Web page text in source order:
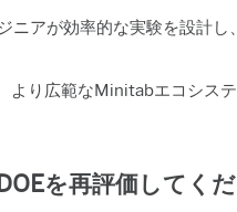
アが効率的な実験を設計
り広範なMinitabエコシス
を再評価してくだ